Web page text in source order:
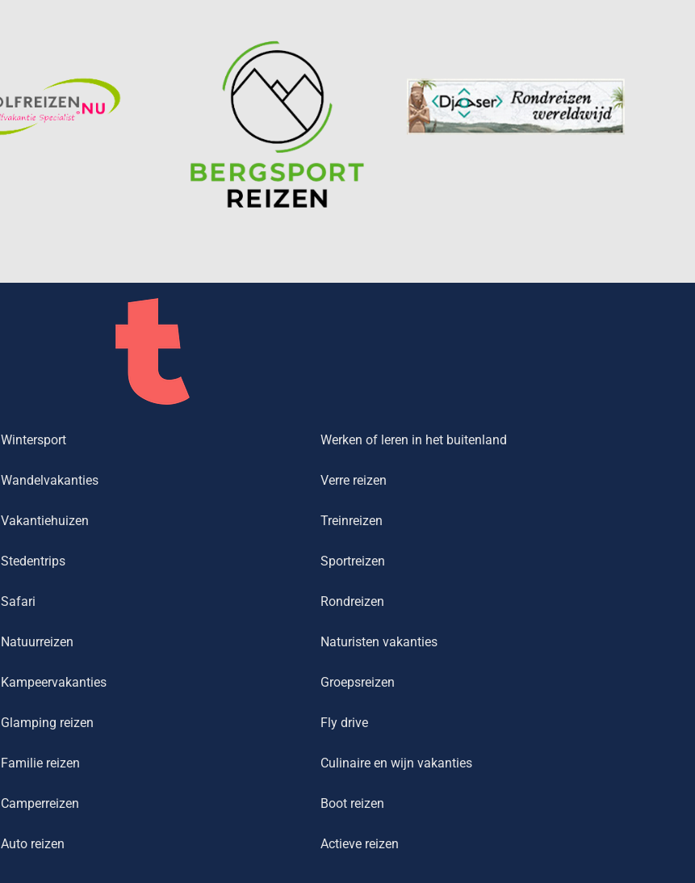
Wintersport Werken of leren in het buitenland
Wandelvakanties Verre reizen
Vakantiehuizen Treinreizen
Stedentrips Sportreizen
Safari Rondreizen
Natuurreizen Naturisten vakanties
Kampeervakanties Groepsreizen
Glamping reizen Fly drive
Familie reizen Culinaire en wijn vakanties
Camperreizen Boot reizen
Auto reizen Actieve reizen